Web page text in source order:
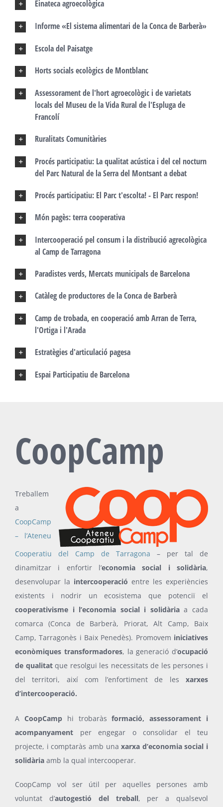
Einateca agroecològica
Informe «El sistema alimentari de la Conca de Barberà»
Escola del Paisatge
Horts socials ecològics de Montblanc
Assessorament de l'hort agroecològic i de varietats
locals del Museu de la Vida Rural de l'Espluga de
Francolí
Ruralitats Comunitàries
Procés participatiu: La qualitat acústica i del cel nocturn
del Parc Natural de la Serra del Montsant a debat
Procés participatiu: El Parc t'escolta! - El Parc respon!
Món pagès: terra cooperativa
Intercooperació pel consum i la distribució agrecològica
al Camp de Tarragona
Paradistes verds, Mercats municipals de Barcelona
Catàleg de productores de la Conca de Barberà
Camp de trobada, en cooperació amb Arran de Terra,
l'Ortiga i l'Arada
Estratègies d'articulació pagesa
Espai Participatiu de Barcelona
CoopCamp
Treballem
a
CoopCamp
– l’Ateneu
Cooperatiu del Camp de Tarragona
– per tal de
dinamitzar i enfortir l’economia social i solidària,
desenvolupar la intercooperació entre les experiències
existents i nodrirun ecosistema que potenciï el
cooperativisme i l’economia social i solidàriaa cada
comarca (Conca de Barberà, Priorat, Alt Camp, Baix
Camp, Tarragonès i Baix Penedès). Promovem iniciatives
econòmiques transformadores, la generació d’ocupació
de qualitatque resolgui les necessitats de les persones i
del territori, així com l’enfortiment de les xarxes
d’intercooperació.
A CoopCamphi trobaràsformació, assessorament i
acompanyament per engegar o consolidar el teu
projecte, i comptaràs amb unaxarxa d’economia social i
solidària amb la qual intercooperar.
CoopCamp vol ser útil per aquelles persones amb
voluntat d’autogestió del treball, per a qualsevol